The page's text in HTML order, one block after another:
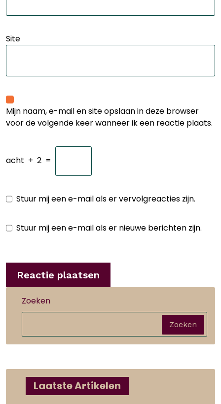
Site
Mijn naam, e-mail en site opslaan in deze browser
voor de volgende keer wanneer ik een reactie plaats.
acht + 2 =
Stuur mij een e-mail als er vervolgreacties zijn.
Stuur mij een e-mail als er nieuwe berichten zijn.
Zoeken
Zoeken
Laatste Artikelen